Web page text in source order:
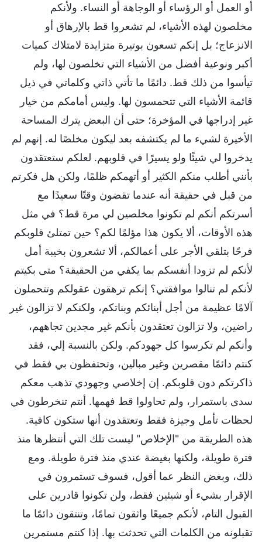
أو العمل أو الرؤساء أو الوجاهة أو النساء. ولأنكم
مخلصون لهذه الأشياء، لم تشعروا قط بالإرهاق أو
الانزعاج؛ بل إنكم تسعون بوتيرة متزايدة لامتلاك كميات
أكبر ونوعية أفضل من الأشياء التي تخلصون لها، ولم
تيأسوا من ذلك قط. دائمًا ما تأتي ذاتي وكلماتي في ذيل
قائمة الأشياء التي تتحمسون لها. وليس أمامكم من خيار
غير إدراجها في المؤخرة؛ حتى أن البعض يترك المساحة
الأخيرة لشيء ما لم يكتشفه بعد ليكون مخلصًا له. إنهم لم
يدخروا لي شيئًا ولو يسيرًا في قلوبهم. لعلكم ستعتقدون
بأنني أطلب منكم الكثير أو أتهمكم ظلمًا، ولكن هل فكرتم
من قبل في حقيقة أنه عندما تقضون وقتًا سعيدًا مع
أسرتكم أنكم لم تكونوا مخلصين لي مرة قط؟ في مثل
هذه الأوقات، ألا يكون هذا مؤلمًا لكم؟ حين تمتلئ قلوبكم
فرحًا بتلقي الأجر على أعمالكم، ألا تشعرون بخيبة أمل
لأنكم لم تزودا أنفسكم بما يكفي من الحقيقة؟ متى بكيتم
لأنكم لم تنالوا موافقتي؟ إنكم ترهقون عقولكم وتتحملون
آلامًا عظيمة من أجل أبنائكم وبناتكم، ولكنكم لا تزالون غير
راضين، ولا تزالون تعتقدون بأنكم غير مجدين تجاههم،
وأنكم لم تكرسوا كل جهودكم. ولكن بالنسبة إلي، فقد
كنتم دائمًا مقصرين وغير مبالين، وتحتفظون بي فقط في
ذاكرتكم دون قلوبكم. إن إخلاصي وجهودي تذهب معكم
سدى باستمرار، ولم تحاولوا قط فهمها. أنتم تنخرطون في
لحظات تأمل وجيزة فقط وتعتقدون أنها ستكون كافية.
هذه الطريقة من "الإخلاص" ليست تلك التي أنتظرها منذ
فترة طويلة، ولكنها بغيضة عندي منذ فترة طويلة. ومع
ذلك، وبغض النظر عما أقول، فسوف تستمرون في
الإقرار بشيء أو شيئين فقط، ولن تكونوا قادرين على
القبول التام، لأنكم جميعًا واثقون تمامًا، وتنتقون دائمًا ما
تقبلونه من الكلمات التي تحدثت بها. إذا كنتم مستمرين